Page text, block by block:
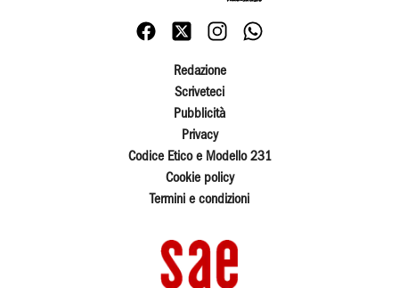
Redazione
Scriveteci
Pubblicità
Privacy
Codice Etico e Modello 231
Cookie policy
Termini e condizioni